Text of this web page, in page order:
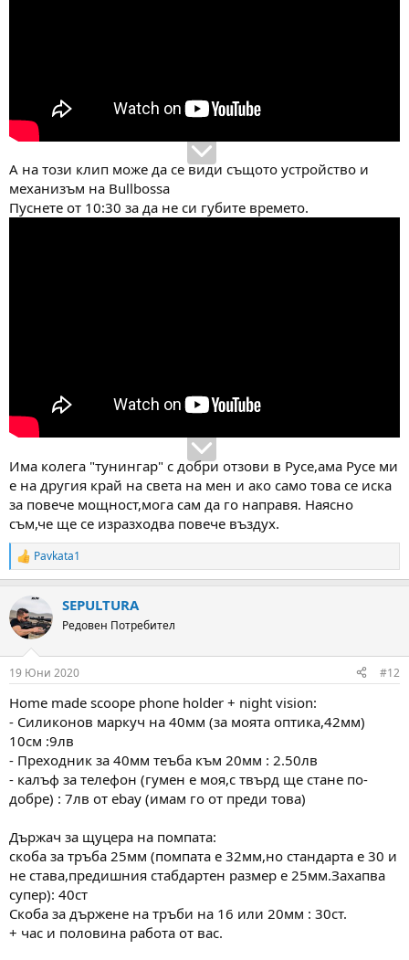
А на този клип може да се види същото устройство и
механизъм на Bullbossa
Пуснете от 10:30 за да не си губите времето.
Има колега "тунингар" с добри отзови в Русе,ама Русе ми
е на другия край на света на мен и ако само това се иска
за повече мощност,мога сам да го направя. Наясно
съм,че ще се изразходва повече въздух.
R
e
c
t
i
s
Pavkata1
SEPULTURA
Редовен Потребител
19 Юни 2020 #12
Home made scoope phone holder + night vision:
- Силиконов маркуч на 40мм (за моята оптика,42мм)
10см :9лв
- Преходник за 40мм теъба към 20мм : 2.50лв
- калъф за телефон (гумен е моя,с твърд ще стане по-
добре) : 7лв от ebay (имам го от преди това)
Държач за щуцера на помпата:
скоба за тръба 25мм (помпата е 32мм,но стандарта е 30 и
не става,предишния стабдартен размер е 25мм.Захапва
супер): 40ст
Скоба за държене на тръби на 16 или 20мм : 30ст.
+ час и половина работа от вас.